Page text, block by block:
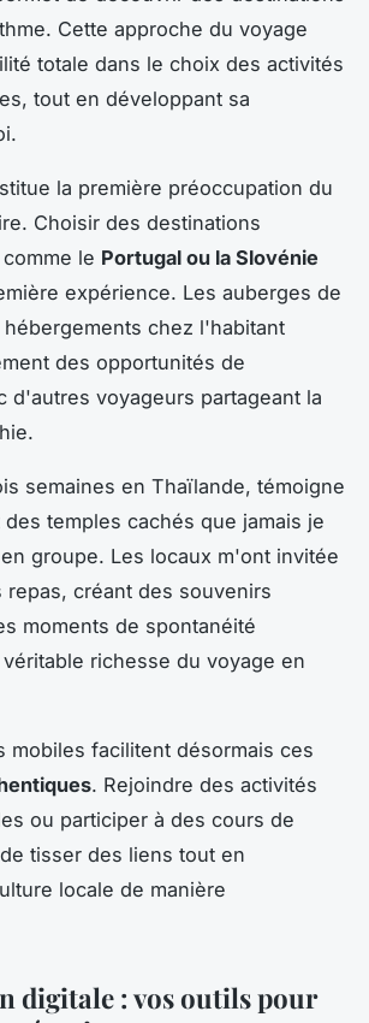
Cette approche du voyage
totale dans le choix des activités
tout en développant sa
la première préoccupation du
Choisir des destinations
le Portugal ou la Slovénie
expérience. Les auberges de
chez l'habitant
des opportunités de
d'autres voyageurs partageant la
semaines en Thaïlande, témoigne
temples cachés que jamais je
groupe. Les locaux m'ont invitée
repas, créant des souvenirs
moments de spontanéité
richesse du voyage en
mobiles facilitent désormais ces
. Rejoindre des activités
ou participer à des cours de
tisser des liens tout en
locale de manière
digitale : vos outils pour